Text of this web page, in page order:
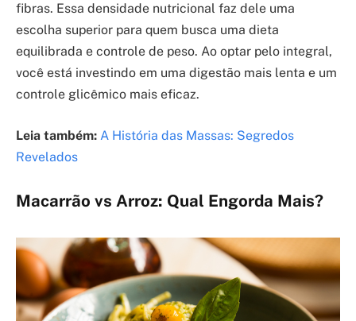
fibras. Essa densidade nutricional faz dele uma
escolha superior para quem busca uma dieta
equilibrada e controle de peso. Ao optar pelo integral,
você está investindo em uma digestão mais lenta e um
controle glicêmico mais eficaz.
Leia também: A História das Massas: Segredos
Revelados
Macarrão vs Arroz: Qual Engorda Mais?